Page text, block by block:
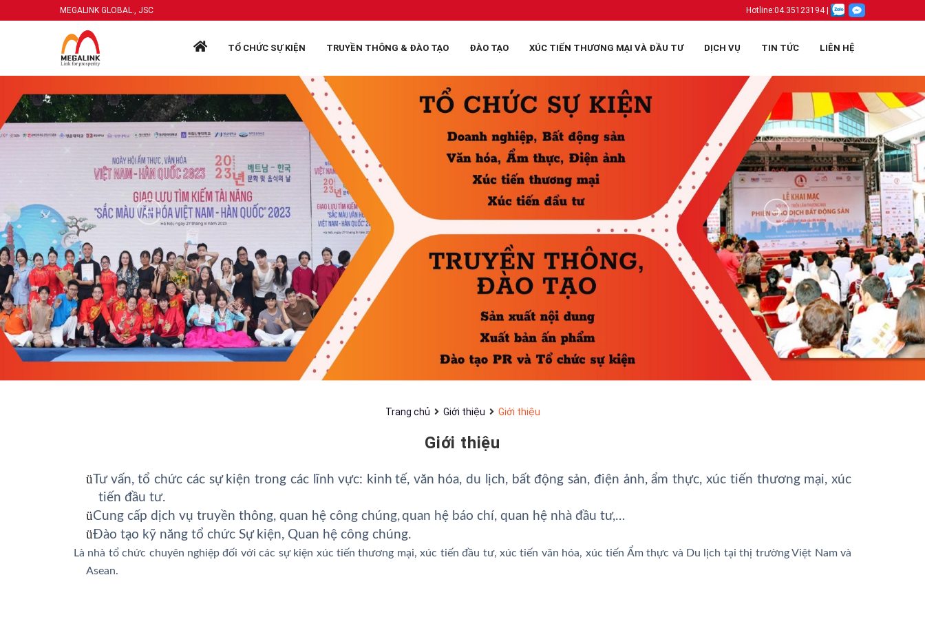
MEGALINK GLOBAL., JSC Hotline:04.35123194|
TỔ CHỨC SỰ KIỆN TRUYỀN THÔNG & ĐÀO TẠO ĐÀO TẠO XÚC TIẾN THƯƠNG MẠI VÀ ĐẦU TƯ DỊCH VỤ TIN TỨC LIÊN HỆ
Trang chủ Giới thiệu Giới thiệu
Giới thiệu
üTư vấn, tổ chức các sự kiện trong các lĩnh vực: kinh tế, văn hóa, du lịch, bất động sản, điện ảnh, ẩm thực, xúc tiến thương mại, xúc
tiến đầu tư.
üCung cấp dịch vụ truyền thông, quan hệ công chúng,quan hệ báo chí, quan hệ nhà đầu tư,…
üĐào tạo kỹ năng tổ chức Sự kiện, Quan hệ công chúng.
Là nhà tổ chức chuyên nghiệpđối với các sự kiện xúc tiến thương mại, xúc tiến đầu tư, xúc tiến văn hóa, xúc tiến Ẩm thực và Du lịch tại thị trường Việt Nam và
Asean.